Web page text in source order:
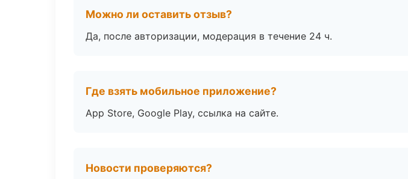
Можно ли оставить отзыв?
Да, после авторизации, модерация в течение 24 ч.
Где взять мобильное приложение?
App Store, Google Play, ссылка на сайте.
Новости проверяются?